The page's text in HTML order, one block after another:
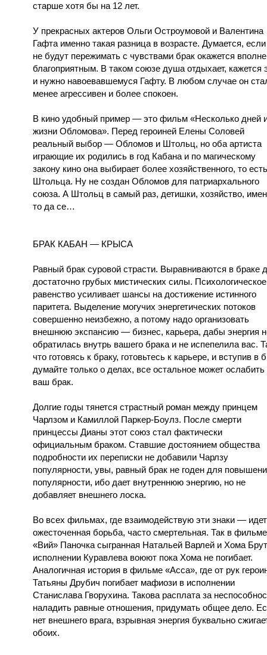
старше хотя бы на 12 лет.
У прекрасных актеров Ольги Остроумовой и Валентина
Гафта именно такая разница в возрасте. Думается,
не будут пережимать с чувствами брак окажется вполне
благоприятным. В таком союзе душа отдыхает, кажется
и нужно навоевавшемуся Гафту. В любом случае он
менее агрессивен и более спокоен.
В кино удобный пример — это фильм «Несколько дней
жизни Обломова». Перед героиней Елены Соловей
реальный выбор — Обломов и Штольц, но оба артиста
играющие их родились в год Кабана и по магическому
закону кино она выбирает более хозяйственного, то есть
Штольца. Ну не создан Обломов для патриархального
союза. А Штольц в самый раз, детишки, хозяйство,
то да се…
БРАК КАБАН — КРЫСА
Равный брак суровой страсти. Выравниваются в браке
достаточно грубых мистических силы. Психологическое
равенство усиливает шансы на достижение истинного
паритета. Выделение могучих энергетических потоков
совершенно неизбежно, а потому надо организовать
внешнюю экспансию — бизнес, карьера, дабы энергия
обратилась внутрь вашего брака и не испепелила вас.
что готовясь к браку, готовьтесь к карьере, и вступив в
думайте только о делах, все остальное может ослабить
ваш брак.
Долгие годы тянется страстный роман между принцем
Чарлзом и Камиллой Паркер-Боулз. После смерти
принцессы Дианы этот союз стал фактически
официальным браком. Ставшие достоянием общества
подробности их переписки не добавили Чарлзу
популярности, увы, равный брак не годен для
популярности, ибо дает внутреннюю энергию, но не
добавляет внешнего лоска.
Во всех фильмах, где взаимодействую эти знаки — идет
ожесточенная борьба, часто смертельная. Так в фильме
«Вий» Паночка сыгранная Натальей Варлей и Хома
исполнении Куравлева воюют пока Хома не погибает.
Аналогичная история в фильме «Асса», где от рук
Татьяны Друбич погибает мафиози в исполнении
Станислава Гворухина. Такова расплата за
наладить равные отношения, придумать общее дело.
нет внешнего врага, взрывная энергия буквально
обоих.